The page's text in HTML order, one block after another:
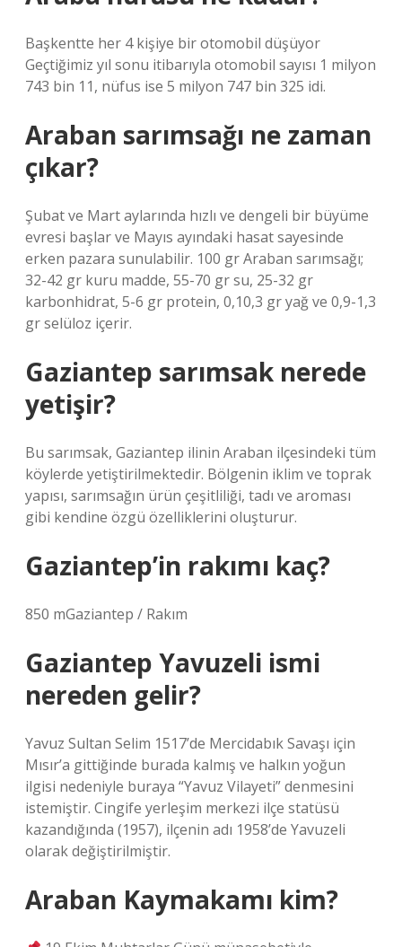
Başkentte her 4 kişiye bir otomobil düşüyor
Geçtiğimiz yıl sonu itibarıyla otomobil sayısı 1 milyon
743 bin 11, nüfus ise 5 milyon 747 bin 325 idi.
Araban sarımsağı ne zaman
çıkar?
Şubat ve Mart aylarında hızlı ve dengeli bir büyüme
evresi başlar ve Mayıs ayındaki hasat sayesinde
erken pazara sunulabilir. 100 gr Araban sarımsağı;
32-42 gr kuru madde, 55-70 gr su, 25-32 gr
karbonhidrat, 5-6 gr protein, 0,10,3 gr yağ ve 0,9-1,3
gr selüloz içerir.
Gaziantep sarımsak nerede
yetişir?
Bu sarımsak, Gaziantep ilinin Araban ilçesindeki tüm
köylerde yetiştirilmektedir. Bölgenin iklim ve toprak
yapısı, sarımsağın ürün çeşitliliği, tadı ve aroması
gibi kendine özgü özelliklerini oluşturur.
Gaziantep’in rakımı kaç?
850 mGaziantep / Rakım
Gaziantep Yavuzeli ismi
nereden gelir?
Yavuz Sultan Selim 1517’de Mercidabık Savaşı için
Mısır’a gittiğinde burada kalmış ve halkın yoğun
ilgisi nedeniyle buraya “Yavuz Vilayeti” denmesini
istemiştir. Cingife yerleşim merkezi ilçe statüsü
kazandığında (1957), ilçenin adı 1958’de Yavuzeli
olarak değiştirilmiştir.
Araban Kaymakamı kim?